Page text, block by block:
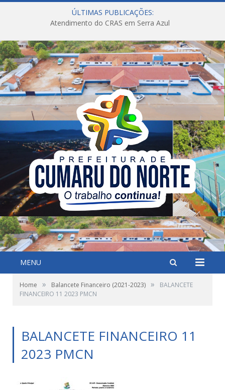
ÚLTIMAS PUBLICAÇÕES:
Atendimento do CRAS em Serra Azul
MENU
Home » Balancete Financeiro (2021-2023) »
BALANCETE
FINANCEIRO 11 2023 PMCN
BALANCETE FINANCEIRO 11
2023 PMCN